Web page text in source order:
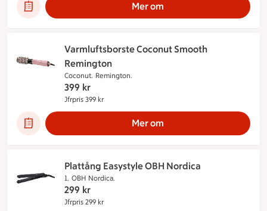
Mer om
Varmluftsborste Coconut Smooth
Remington
Coconut. Remington.
399 kr
Jfrpris 399 kr
Mer om
Plattång Easystyle OBH Nordica
1. OBH Nordica.
299 kr
Jfrpris 299 kr